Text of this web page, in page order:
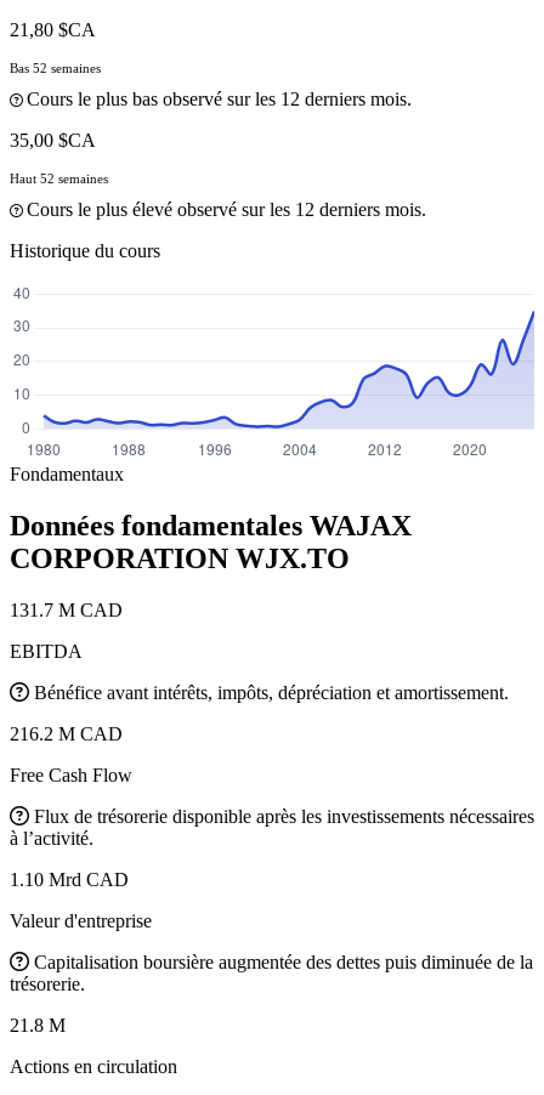
21,80 $CA
Bas 52 semaines
Cours le plus bas observé sur les 12 derniers mois.
35,00 $CA
Haut 52 semaines
Cours le plus élevé observé sur les 12 derniers mois.
Historique du cours
Fondamentaux
Données fondamentales WAJAX
CORPORATION WJX.TO
131.7 M CAD
EBITDA
Bénéfice avant intérêts, impôts, dépréciation et amortissement.
216.2 M CAD
Free Cash Flow
Flux de trésorerie disponible après les investissements nécessaires
à l’activité.
1.10 Mrd CAD
Valeur d'entreprise
Capitalisation boursière augmentée des dettes puis diminuée de la
trésorerie.
21.8 M
Actions en circulation